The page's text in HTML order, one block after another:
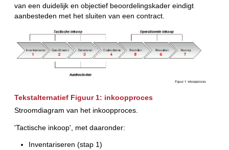
van een duidelijk en objectief beoordelingskader eindigt
aanbesteden met het sluiten van een contract.
Tekstalternatief Figuur 1: inkoopproces
Stroomdiagram van het inkoopproces.
'Tactische inkoop', met daaronder:
Inventariseren (stap 1)